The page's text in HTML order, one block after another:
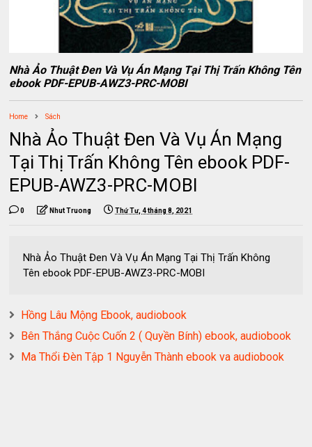
Nhà Ảo Thuật Đen Và Vụ Án Mạng Tại Thị Trấn Không Tên
ebook PDF-EPUB-AWZ3-PRC-MOBI
Home Sách
Nhà Ảo Thuật Đen Và Vụ Án Mạng
Tại Thị Trấn Không Tên ebook PDF-
EPUB-AWZ3-PRC-MOBI
0 Nhut Truong Thứ Tư, 4 tháng 8, 2021
Nhà Ảo Thuật Đen Và Vụ Án Mạng Tại Thị Trấn Không
Tên ebook PDF-EPUB-AWZ3-PRC-MOBI
Hồng Lâu Mộng Ebook, audiobook
Bên Thắng Cuộc Cuốn 2 ( Quyền Bính) ebook, audiobook
Ma Thổi Đèn Tập 1 Nguyễn Thành ebook va audiobook